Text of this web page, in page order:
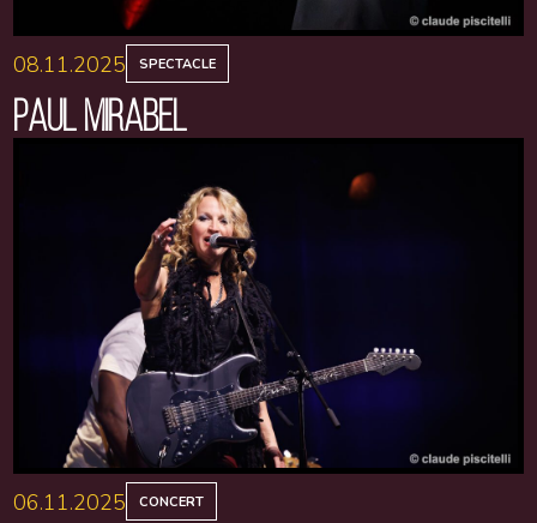
08.11.2025 SPECTACLE
PAUL MIRABEL
06.11.2025 CONCERT